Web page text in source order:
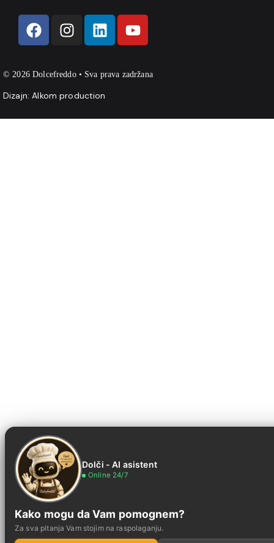
© 2026 Dolcefreddo • Sva prava zadržana
Dizajn:Alkom production
Dolči - AI asistent
Online 24/7
Kako mogu da Vam pomognem?
Za sva pitanja Vam stojim na raspolaganju.